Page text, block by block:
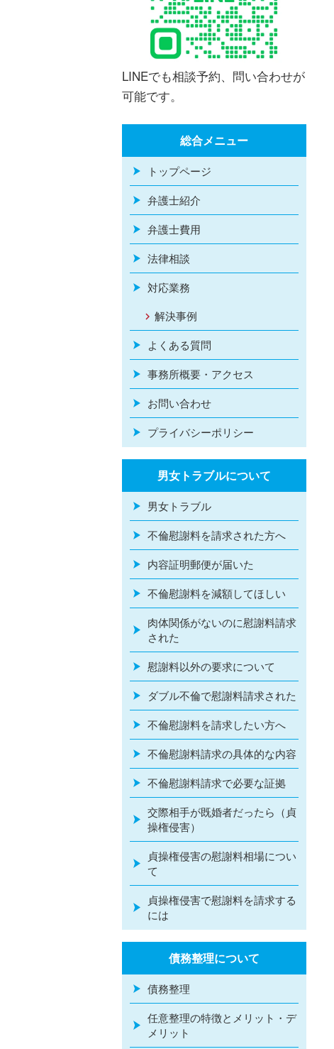
LINEでも相談予約、問い合わせが
可能です。
総合メニュー
トップページ
弁護士紹介
弁護士費用
法律相談
対応業務
解決事例
よくある質問
事務所概要・アクセス
お問い合わせ
プライバシーポリシー
男女トラブルについて
男女トラブル
不倫慰謝料を請求された方へ
内容証明郵便が届いた
不倫慰謝料を減額してほしい
肉体関係がないのに慰謝料請求
された
慰謝料以外の要求について
ダブル不倫で慰謝料請求された
不倫慰謝料を請求したい方へ
不倫慰謝料請求の具体的な内容
不倫慰謝料請求で必要な証拠
交際相手が既婚者だったら（貞
操権侵害）
貞操権侵害の慰謝料相場につい
て
貞操権侵害で慰謝料を請求する
には
債務整理について
債務整理
任意整理の特徴とメリット・デ
メリット